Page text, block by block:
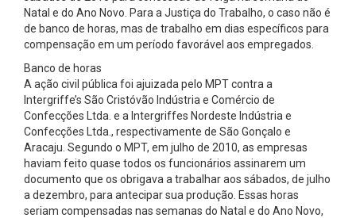
Natal e do Ano Novo. Para a Justiça do Trabalho, o caso não é
de banco de horas, mas de trabalho em dias específicos para
compensação em um período favorável aos empregados.
Banco de horas
A ação civil pública foi ajuizada pelo MPT contra a
Intergriffe’s São Cristóvão Indústria e Comércio de
Confecções Ltda. e a Intergriffes Nordeste Indústria e
Confecções Ltda., respectivamente de São Gonçalo e
Aracaju. Segundo o MPT, em julho de 2010, as empresas
haviam feito quase todos os funcionários assinarem um
documento que os obrigava a trabalhar aos sábados, de julho
a dezembro, para antecipar sua produção. Essas horas
seriam compensadas nas semanas do Natal e do Ano Novo,